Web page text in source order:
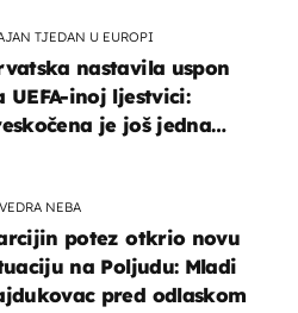
TJEDAN U EUROPI
nastavila uspon
UEFA-inoj ljestvici:
je još jedna
NEBA
potez otkrio novu
na Poljudu: Mladi
pred odlaskom